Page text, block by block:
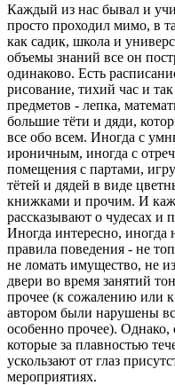
Каждый из нас бывал и
просто проходил мимо, в
как садик, школа и
объемы знаний все он
одинаково. Есть
рисование, тихий час и
предметов - лепка,
большие тёти и дяди,
все обо всем. Иногда с
ироничным, иногда с
помещения с партами,
тётей и дядей в виде
книжками и прочим. И
рассказывают о чудесах и
Иногда интересно, иногда
правила поведения - не
не ломать имущество, не
двери во время занятий
прочее (к сожалению или
автором были нарушены
особенно прочее). Однако,
которые за плавностью
ускользают от глаз
мероприятиях.